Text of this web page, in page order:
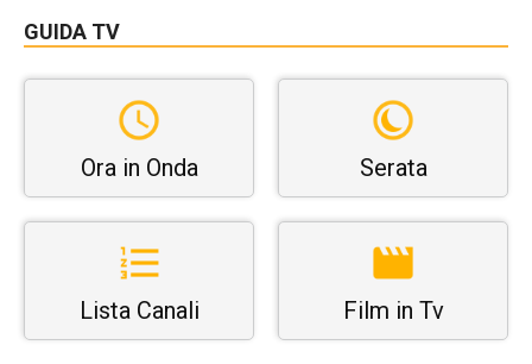
GUIDA TV
Ora in Onda Serata
Lista Canali Film in Tv